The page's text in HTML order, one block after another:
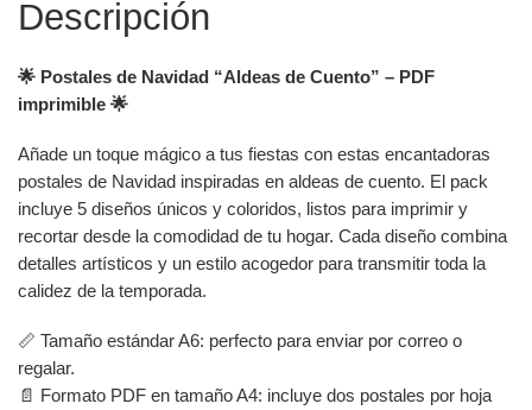
Descripción
🌟 Postales de Navidad “Aldeas de Cuento” – PDF
imprimible 🌟
Añade un toque mágico a tus fiestas con estas encantadoras
postales de Navidad inspiradas en aldeas de cuento. El pack
incluye 5 diseños únicos y coloridos, listos para imprimir y
recortar desde la comodidad de tu hogar. Cada diseño combina
detalles artísticos y un estilo acogedor para transmitir toda la
calidez de la temporada.
📏 Tamaño estándar A6: perfecto para enviar por correo o
regalar.
📄 Formato PDF en tamaño A4: incluye dos postales por hoja